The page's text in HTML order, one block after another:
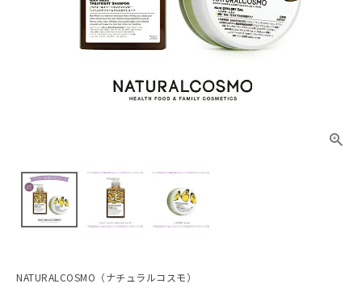
NATURALCOSMO（ナチュラルコスモ）